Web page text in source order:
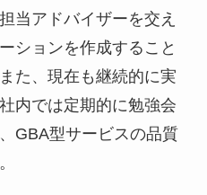
当アドバイザーを交え
ションを作成すること
た、現在も継続的に実
内では定期的に勉強会
GBA型サービスの品質